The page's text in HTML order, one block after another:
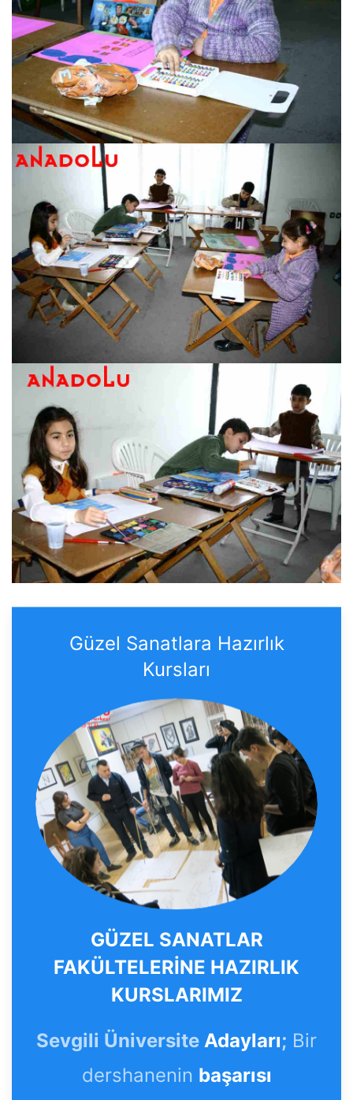
Güzel Sanatlara Hazırlık
Kursları
GÜZEL SANATLAR
FAKÜLTELERİNE HAZIRLIK
KURSLARIMIZ
Sevgili Üniversite Adayları; Bir
dershanenin başarısı